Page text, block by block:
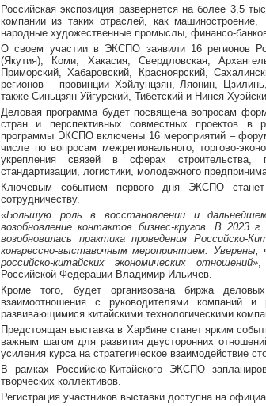
Российская экспозиция развернется на более 3,5
компании из таких отраслей, как
народные художественные промыслы, финансо-
О своем участии в ЭКСПО заявили 16 регионов
(Якутия), Коми, Хакасия; Свердловская,
Приморский, Хабаровский, Красноярский,
регионов – провинции Хэйлунцзян, Ляонин,
также Синьцзян-Уйгурский, Тибетский и Нинся-
Деловая программа будет посвящена вопросам
стран и перспективных совместных проектов в
программы ЭКСПО включены 16 мероприятий –
числе по вопросам межрегионального, торгово-
укрепления связей в сферах строительства,
стандартизации, логистики, молодежного
Ключевым событием первого дня ЭКСПО станет
сотрудничеству.
«Большую роль в восстановлении и
возобновление контактов бизнес-кругов. В
возобновилась практика проведения
конгрессно-выставочным мероприятием.
российско-китайских экономических отношений»,
Российской Федерации Владимир Ильичев.
Кроме того, будет организована биржа
взаимоотношения с руководителями компаний
развивающимися китайскими технологическими
Предстоящая выставка в Харбине станет ярким
важным шагом для развития двусторонних
усиления курса на стратегическое взаимодействие
В рамках Российско-Китайского ЭКСПО
творческих коллективов.
Регистрация участников выставки доступна на